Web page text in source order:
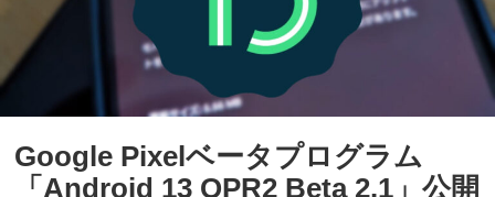
Google Pixelベータプログラム
「Android 13 QPR2 Beta 2.1」公開